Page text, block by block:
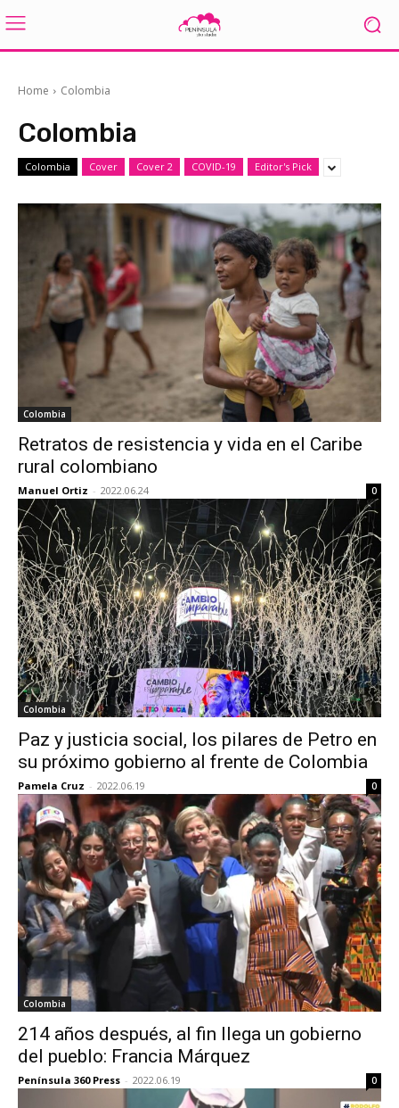
Home Colombia
Colombia
Colombia Cover Cover 2 COVID-19 Editor's Pick
Colombia
Retratos de resistencia y vida en el Caribe
rural colombiano
Manuel Ortiz - 2022.06.24 0
Colombia
Paz y justicia social, los pilares de Petro en
su próximo gobierno al frente de Colombia
Pamela Cruz - 2022.06.19 0
Colombia
214 años después, al fin llega un gobierno
del pueblo: Francia Márquez
Península 360 Press - 2022.06.19 0